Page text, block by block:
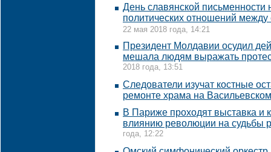
День славянской письменности
политических отношений
22 мая 2018 года, 14:21
Президент Молдавии осудил
мешала людям выражать
2018 года, 13:51
Следователи изучат костные
ремонте храма на
В Париже проходят выставка
влиянию революции на судьбы
года, 12:22